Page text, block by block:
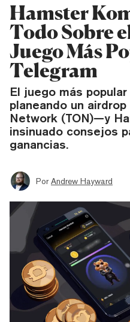
Hamster
Todo Sobre
Juego Más
Telegram
El juego más
planeando un
Network (TON)—y
insinuado consejos
ganancias.
Por Andrew Hayward